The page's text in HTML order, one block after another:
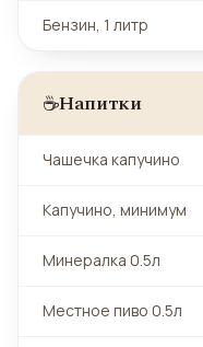
Бензин, 1 литр
☕Напитки
Чашечка капучино
Капучино, минимум
Минералка 0.5л
Местное пиво 0.5л